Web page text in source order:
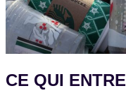
CE QUI ENTRE